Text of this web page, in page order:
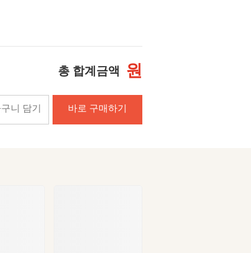
총 합계금액 원
니 담기 바로 구매하기